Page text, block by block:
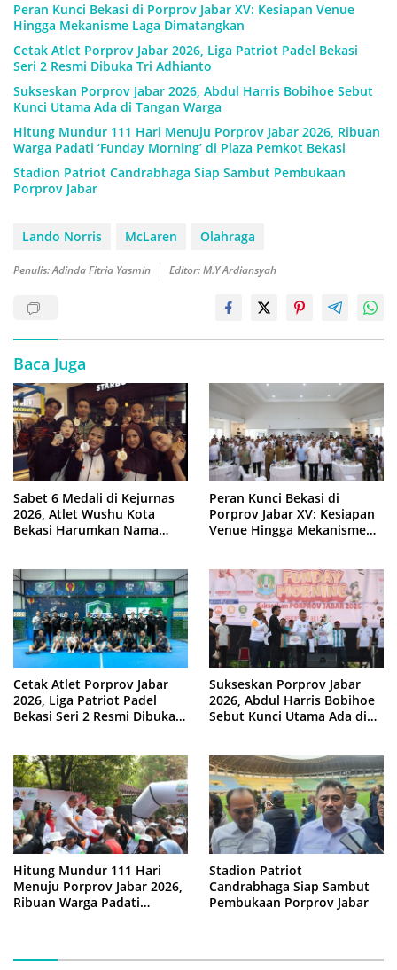
Peran Kunci Bekasi di Porprov Jabar XV: Kesiapan Venue
Hingga Mekanisme Laga Dimatangkan
Cetak Atlet Porprov Jabar 2026, Liga Patriot Padel Bekasi
Seri 2 Resmi Dibuka Tri Adhianto
Sukseskan Porprov Jabar 2026, Abdul Harris Bobihoe Sebut
Kunci Utama Ada di Tangan Warga
Hitung Mundur 111 Hari Menuju Porprov Jabar 2026, Ribuan
Warga Padati ‘Funday Morning’ di Plaza Pemkot Bekasi
Stadion Patriot Candrabhaga Siap Sambut Pembukaan
Porprov Jabar
Lando Norris McLaren Olahraga
Penulis: Adinda Fitria Yasmin Editor: M.Y Ardiansyah
Baca Juga
Sabet 6 Medali di Kejurnas
2026, Atlet Wushu Kota
Bekasi Harumkan Nama
Peran Kunci Bekasi di
Porprov Jabar XV: Kesiapan
Venue Hingga Mekanisme
Cetak Atlet Porprov Jabar
2026, Liga Patriot Padel
Bekasi Seri 2 Resmi Dibuka
Sukseskan Porprov Jabar
2026, Abdul Harris Bobihoe
Sebut Kunci Utama Ada di
Hitung Mundur 111 Hari
Menuju Porprov Jabar 2026,
Ribuan Warga Padati
Stadion Patriot
Candrabhaga Siap Sambut
Pembukaan Porprov Jabar